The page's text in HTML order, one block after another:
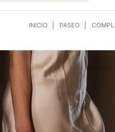
INICIO PASEO